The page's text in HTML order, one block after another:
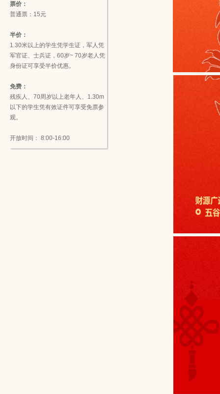
票价：
普通票：15元
半价：
1.30米以上的学生凭学生证，军人凭
军官证、士兵证，60岁~ 70岁老人凭
身份证可享受半价优惠。
免费：
残疾人、70周岁以上老年人、1.30m
以下的学生凭有效证件可享受免票参
观。
开放时间： 8:00-16:00